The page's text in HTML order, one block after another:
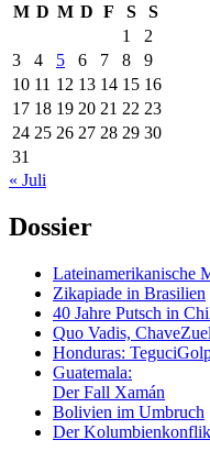
M D M D F S
S
1
2
3
4 5 6 7 8
9
10 11 12 13 14 15 16
17 18 19 20 21 22 23
24 25 26 27 28 29 30
31
« Juli
Dossier
Lateinamerikanische
Zikapiade in Brasilien
40 Jahre Putsch in
Quo Vadis,
Honduras:
Guatemala:
Der Fall Xamán
Bolivien im Umbruch
Der